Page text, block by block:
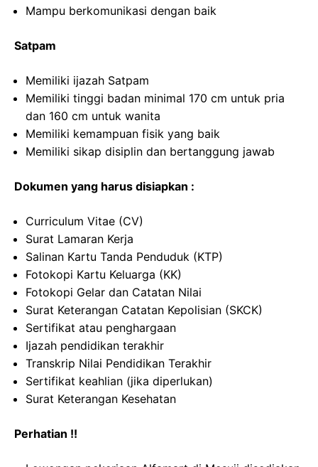
Mampu berkomunikasi dengan baik
Satpam
Memiliki ijazah Satpam
Memiliki tinggi badan minimal 170 cm untuk pria
dan 160 cm untuk wanita
Memiliki kemampuan fisik yang baik
Memiliki sikap disiplin dan bertanggung jawab
Dokumen yang harus disiapkan :
Curriculum Vitae (CV)
Surat Lamaran Kerja
Salinan Kartu Tanda Penduduk (KTP)
Fotokopi Kartu Keluarga (KK)
Fotokopi Gelar dan Catatan Nilai
Surat Keterangan Catatan Kepolisian (SKCK)
Sertifikat atau penghargaan
Ijazah pendidikan terakhir
Transkrip Nilai Pendidikan Terakhir
Sertifikat keahlian (jika diperlukan)
Surat Keterangan Kesehatan
Perhatian !!